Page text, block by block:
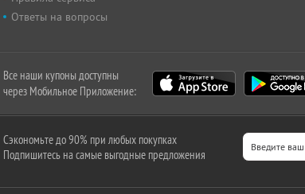
Ответы на вопросы
Все наши купоны доступны
через Мобильное Приложение:
Сэкономьте до 90% при любых покупках
Подпишитесь на самые выгодные предложения